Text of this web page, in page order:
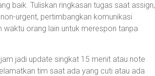
baik. Tuliskan ringkasan tugas saat assign,
urgent, pertimbangkan komunikasi
orang lain untuk merespon tanpa
jadi update singkat 15 menit atau note
tim saat ada yang cuti atau ada